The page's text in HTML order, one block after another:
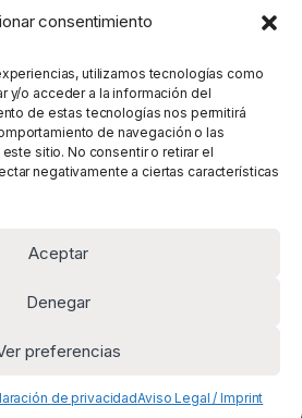
consentimiento
utilizamos tecnologías como
y/o acceder a la información del
de estas tecnologías nos permitirá
de navegación o las
sitio. No consentir o retirar el
negativamente a ciertas características
Aceptar
Denegar
preferencias
de privacidadAviso Legal / Imprint
pregunta? Llámanos!
981 845 358